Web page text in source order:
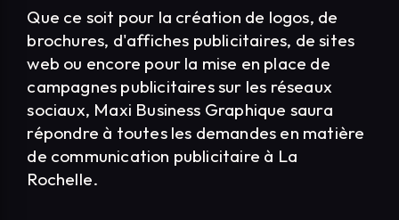
Que ce soit pour la création de logos, de
brochures, d'affiches publicitaires, de sites
web ou encore pour la mise en place de
campagnes publicitaires sur les réseaux
sociaux, Maxi Business Graphique saura
répondre à toutes les demandes en matière
de communication publicitaire à La
Rochelle.